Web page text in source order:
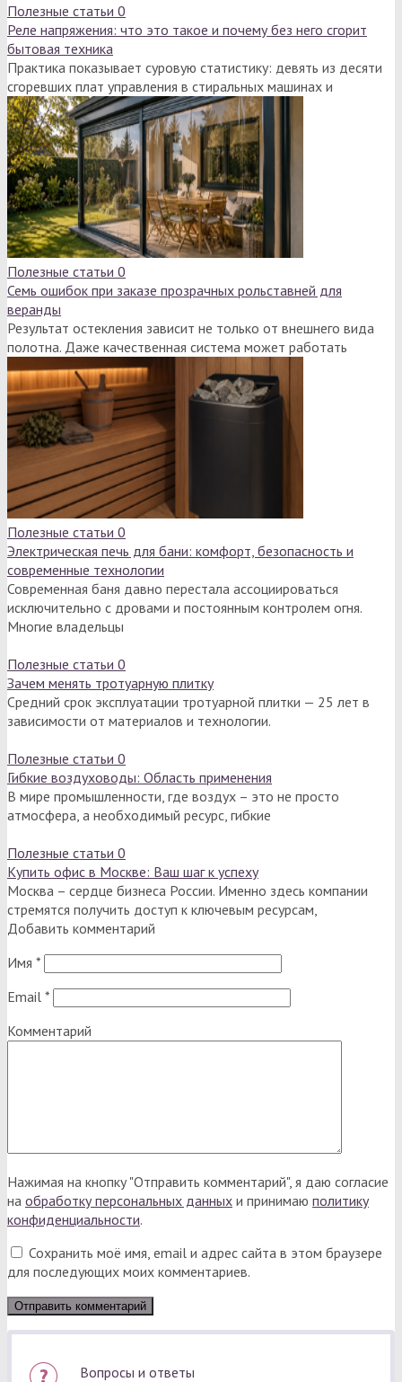
Полезные статьи 0
Реле напряжения: что это такое и почему без него сгорит
бытовая техника
Практика показывает суровую статистику: девять из десяти
сгоревших плат управления в стиральных машинах и
Полезные статьи 0
Семь ошибок при заказе прозрачных рольставней для
веранды
Результат остекления зависит не только от внешнего вида
полотна. Даже качественная система может работать
Полезные статьи 0
Электрическая печь для бани: комфорт, безопасность и
современные технологии
Современная баня давно перестала ассоциироваться
исключительно с дровами и постоянным контролем огня.
Многие владельцы
Полезные статьи 0
Зачем менять тротуарную плитку
Средний срок эксплуатации тротуарной плитки — 25 лет в
зависимости от материалов и технологии.
Полезные статьи 0
Гибкие воздуховоды: Область применения
В мире промышленности, где воздух – это не просто
атмосфера, а необходимый ресурс, гибкие
Полезные статьи 0
Купить офис в Москве: Ваш шаг к успеху
Москва – сердце бизнеса России. Именно здесь компании
стремятся получить доступ к ключевым ресурсам,
Добавить комментарий
Имя *
Email *
Комментарий
Нажимая на кнопку "Отправить комментарий", я даю согласие
на обработку персональных данных и принимаю политику
конфиденциальности.
Сохранить моё имя, email и адрес сайта в этом браузере
для последующих моих комментариев.
Вопросы и ответы